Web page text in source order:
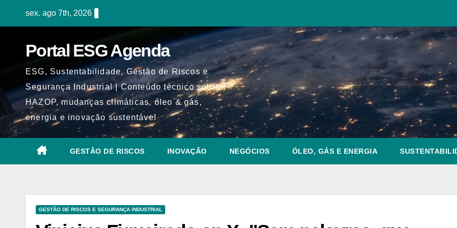
sex. ago 7th, 2026
Portal ESG Agenda
ESG, Sustentabilidade, Gestão de Riscos e
Segurança Industrial | Conteúdo técnico sobre
HAZOP, mudanças climáticas, óleo & gás,
energia e inovação sustentável
GESTÃO DE RISCOS INOVAÇÃO NEGÓCIOS ÓLEO, GÁS E ENERGIA
GESTÃO DE RISCOS E SEGURANÇA INDUSTRIAL